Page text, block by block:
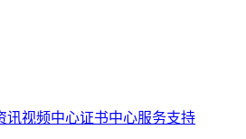
讯视频中心证书中心服务支持